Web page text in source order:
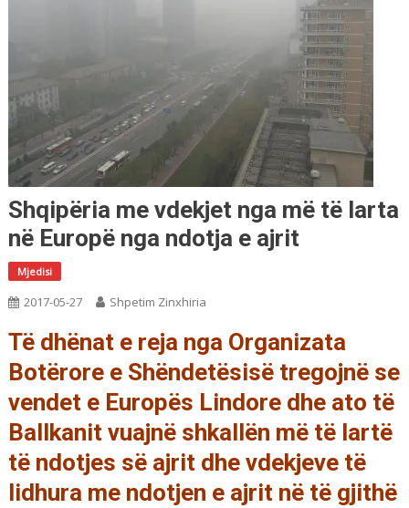
Shqipëria me vdekjet nga më të larta
në Europë nga ndotja e ajrit
Mjedisi
2017-05-27 Shpetim Zinxhiria
Të dhënat e reja nga Organizata
Botërore e Shëndetësisë tregojnë se
vendet e Europës Lindore dhe ato të
Ballkanit vuajnë shkallën më të lartë
të ndotjes së ajrit dhe vdekjeve të
lidhura me ndotjen e ajrit në të gjithë